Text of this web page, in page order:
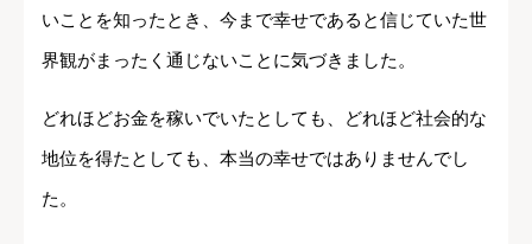
いことを知ったとき、今まで幸せであると信じていた世
界観がまったく通じないことに気づきました。
どれほどお金を稼いでいたとしても、どれほど社会的な
地位を得たとしても、本当の幸せではありませんでし
た。